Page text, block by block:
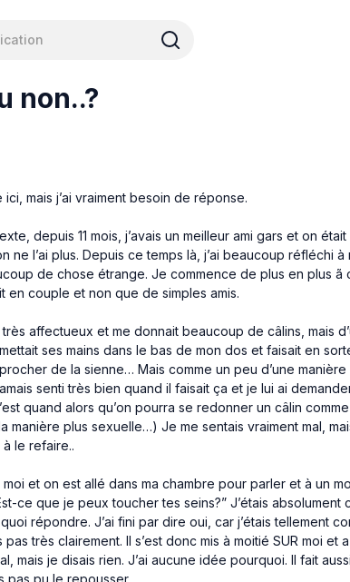
non..?
mais j’ai vraiment besoin de réponse.
depuis 11 mois, j’avais un meilleur ami gars et on était
ne l’ai plus. Depuis ce temps là, j’ai beaucoup réfléchi à
de chose étrange. Je commence de plus en plus ã
en couple et non que de simples amis.
très affectueux et me donnait beaucoup de câlins, mais
ses mains dans le bas de mon dos et faisait en
de la sienne… Mais comme un peu d’une manière
senti très bien quand il faisait ça et je lui ai
quand alors qu’on pourra se redonner un câlin
manière plus sexuelle…) Je me sentais vraiment mal,
le refaire..
et on est allé dans ma chambre pour parler et à un
ce que je peux toucher tes seins?” J’étais absolument
répondre. J’ai fini par dire oui, car j’étais tellement
très clairement. Il s’est donc mis à moitié SUR moi et
mais je disais rien. J’ai aucune idée pourquoi. Il fait
pas pu le repousser.